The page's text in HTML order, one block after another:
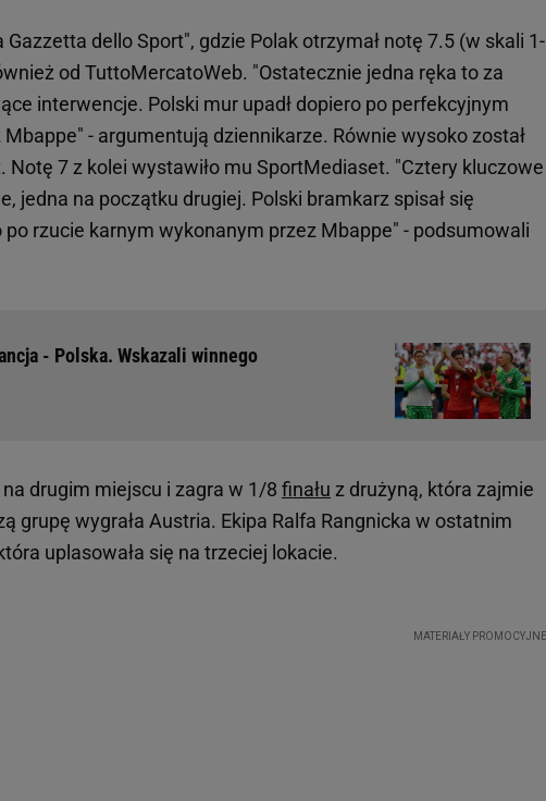
dello Sport", gdzie Polak otrzymał notę 7.5 (w skali 1-
od TuttoMercatoWeb. "Ostatecznie jedna ręka to za
interwencje. Polski mur upadł dopiero po perfekcyjnym
- argumentują dziennikarze. Równie wysoko został
Notę 7 z kolei wystawiło mu SportMediaset. "Cztery kluczowe
jedna na początku drugiej. Polski bramkarz spisał się
rzucie karnym wykonanym przez Mbappe" - podsumowali
- Polska. Wskazali winnego
drugim miejscu i zagra w 1/8 finału z drużyną, która zajmie
grupę wygrała Austria. Ekipa Ralfa Rangnicka w ostatnim
uplasowała się na trzeciej lokacie.